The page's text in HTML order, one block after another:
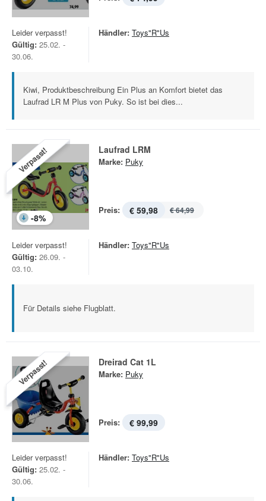
Leider verpasst!
Gültig: 25.02. -
30.06.
Händler: Toys"R"Us
Kiwi, Produktbeschreibung Ein Plus an Komfort bietet das
Laufrad LR M Plus von Puky. So ist bei dies...
Verpasst!
-8%
Laufrad LRM
Marke: Puky
Preis: € 59,98 € 64,99
Leider verpasst!
Gültig: 26.09. -
03.10.
Händler: Toys"R"Us
Für Details siehe Flugblatt.
Verpasst! Dreirad Cat 1L
Marke: Puky
Preis: € 99,99
Leider verpasst!
Gültig: 25.02. -
30.06.
Händler: Toys"R"Us